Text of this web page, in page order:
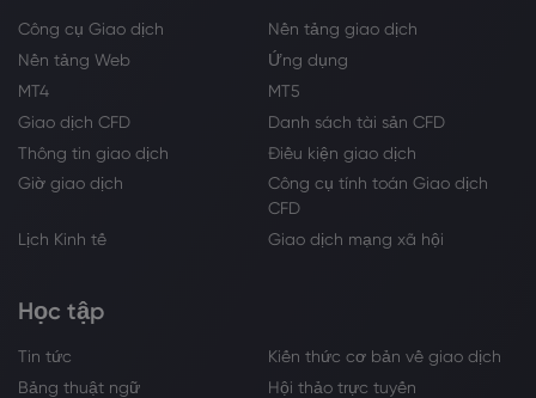
Công cụ Giao dịch
Nền tảng giao dịch
Nền tảng Web
Ứng dụng
MT4
MT5
Giao dịch CFD
Danh sách tài sản CFD
Thông tin giao dịch
Điều kiện giao dịch
Giờ giao dịch
Công cụ tính toán Giao dịch
CFD
Lịch Kinh tế
Giao dịch mạng xã hội
Học tập
Tin tức
Kiến thức cơ bản về giao dịch
Bảng thuật ngữ
Hội thảo trực tuyến